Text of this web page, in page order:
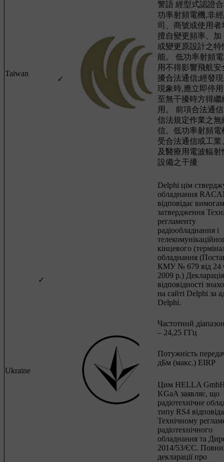
Taiwan
✓
警語 經型式認證
功率射頻電機,非
司、商號或使用者
擅自變更頻率、加
或變更原設計之特
能。 低功率射頻
用不得影響飛航安
擾合法通信;經發
現象時,應立即停
至無干擾時方得繼
用。 前項合法通
信法規定作業之無
信。低功率射頻電
受合法通信或工業
及醫療用電波輻射
設備之干擾
Ukraine
✓
Delphi цім
обладнання
відповідає
затвердження
регламенту
радіообладнання і
кінцевого
обладнання
КМУ № 679 від 24
2009 р.) Декларація
відповідності
на сайті Delphi за
Delphi.
Частотний
– 24,25 ГГц
Потужність
дБм (макс.) EIRP
Цим HELLA
KGaA заявляє, що
радіотехнічне
типу RS4
Технічному
радіотехнічного
обладнання та
2014/53/ЄС.
декларації про